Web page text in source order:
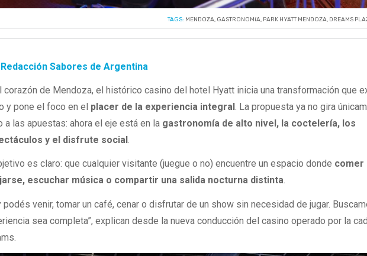
TAGS: MENDOZA, GASTRONOMíA, PARK HYATT MENDOZA, DREAMS
Redacción Sabores de Argentina
corazón de Mendoza, el histórico casino del hotel Hyatt inicia una transformación que
y pone el foco en el placer de la experiencia integral. La propuesta ya no gira
a las apuestas: ahora el eje está en la gastronomía de alto nivel, la coctelería, los
y el disfrute social.
es claro: que cualquier visitante (juegue o no) encuentre un espacio donde comer
escuchar música o compartir una salida nocturna distinta.
podés venir, tomar un café, cenar o disfrutar de un show sin necesidad de jugar.
sea completa”, explican desde la nueva conducción del casino operado por la